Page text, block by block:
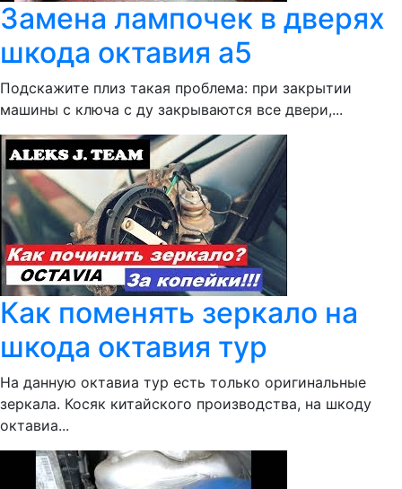
Замена лампочек в дверях
шкода октавия а5
Подскажите плиз такая проблема: при закрытии
машины с ключа с ду закрываются все двери,...
Как поменять зеркало на
шкода октавия тур
На данную октавиа тур есть только оригинальные
зеркала. Косяк китайского производства, на шкоду
октавиа...